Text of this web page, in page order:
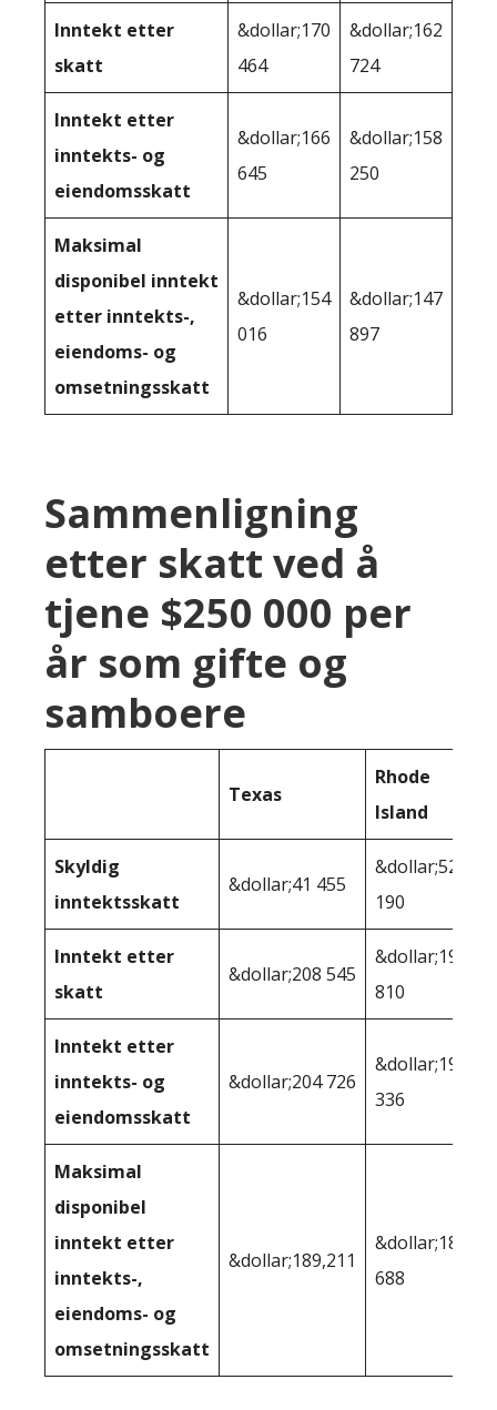
Inntekt etter
skatt
&dollar;170
464
&dollar;162
724
Inntekt etter
inntekts- og
eiendomsskatt
&dollar;166
645
&dollar;158
250
Maksimal
disponibel inntekt
etter inntekts-,
eiendoms- og
omsetningsskatt
&dollar;154
016
&dollar;147
897
Sammenligning
etter skatt ved å
tjene $250 000 per
år som gifte og
samboere
Texas
Rhode
Island
Skyldig
inntektsskatt
&dollar;41 455
&dollar;52
190
Inntekt etter
skatt
&dollar;208 545
&dollar;197
810
Inntekt etter
inntekts- og
eiendomsskatt
&dollar;204 726
&dollar;193
336
Maksimal
disponibel
inntekt etter
inntekts-,
eiendoms- og
omsetningsskatt
&dollar;189,211
&dollar;180
688